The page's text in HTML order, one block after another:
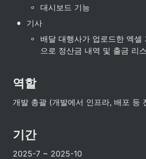
◦ 대시보드 기능
• 기사
◦
배달 대행사가 업로드한 엑셀
으로 정산금 내역 및 출금 리
역할
개발 총괄 (개발에서 인프라, 배포 등
기간
2025-7 ~ 2025-10